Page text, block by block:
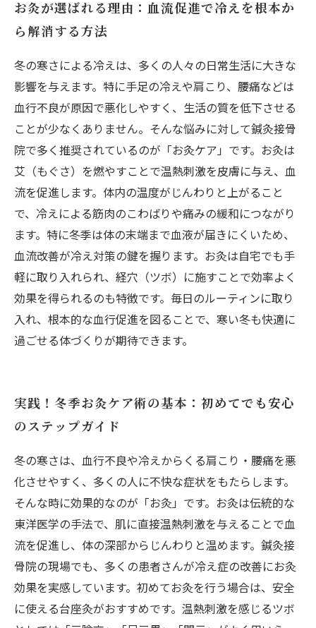
お灸が選ばれる理由：血流促進で冷えを根本か
ら解消する方法
冬の寒さによる冷えは、多くの人々の日常生活に大きな
影響を与えます。特に手足の冷えや肩こり、腰痛などは
血行不良が原因で悪化しやすく、生活の質を低下させる
ことが少なくありません。そんな悩みに対して鍼灸接骨
院で多く推奨されているのが「お灸ケア」です。お灸は
艾（もぐさ）を燃やすことで温熱刺激を皮膚に与え、血
流を促進します。体内の温度がじんわりと上がること
で、冷えによる筋肉のこわばりや痛みの緩和につながり
ます。特に冬季は体の末端まで血液が届きにくいため、
血流改善が冷え対策の鍵を握ります。お灸は自宅でも手
軽に取り入れられ、経穴（ツボ）に施すことで効率よく
効果を得られるのも特徴です。毎日のルーティンに取り
入れ、根本的な血行促進を図ることで、寒い冬も快適に
過ごせる体づくりが期待できます。
実践！冬季お灸ケア術の基本：初めてでも安心
のステップガイド
冬の寒さは、血行不良や冷えからくる肩こり・腰痛を悪
化させやすく、多くの人に不快な症状をもたらします。
そんな時に効果的なのが「お灸」です。お灸は伝統的な
東洋医学の手法で、肌に直接温熱刺激を与えることで血
流を促進し、体の深部からじんわりと温めます。鍼灸接
骨院の現場でも、多くの患者さんが冷え症の改善にお灸
効果を実感しています。初めてお灸を行う場合は、安全
に使える台座灸がおすすめです。温熱刺激を感じるツボ